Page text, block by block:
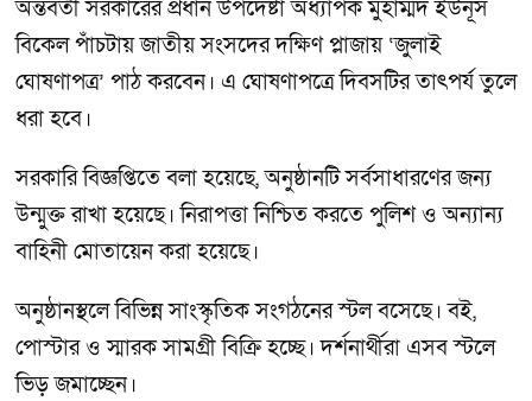
অন্তর্বর্তী সরকারের প্রধান উপদেষ্টা অধ্যাপক মুহাম্মদ ইউনূস
বিকেল পাঁচটায় জাতীয় সংসদের দক্ষিণ প্লাজায় ‘জুলাই
ঘোষণাপত্র’ পাঠ করবেন। এ ঘোষণাপত্রে দিবসটির তাৎপর্য তুলে
ধরা হবে।
সরকারি বিজ্ঞপ্তিতে বলা হয়েছে, অনুষ্ঠানটি সর্বসাধারণের জন্য
উন্মুক্ত রাখা হয়েছে। নিরাপত্তা নিশ্চিত করতে পুলিশ ও অন্যান্য
বাহিনী মোতায়েন করা হয়েছে।
অনুষ্ঠানস্থলে বিভিন্ন সাংস্কৃতিক সংগঠনের স্টল বসেছে। বই,
পোস্টার ও স্মারক সামগ্রী বিক্রি হচ্ছে। দর্শনার্থীরা এসব স্টলে
ভিড় জমাচ্ছেন।